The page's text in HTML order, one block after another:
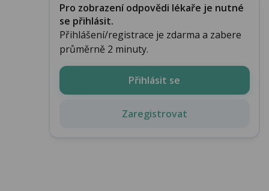
Pro zobrazení odpovědi lékaře je nutné
se přihlásit.
Přihlášení/registrace je zdarma a zabere
průměrně 2 minuty.
Přihlásit se
Zaregistrovat